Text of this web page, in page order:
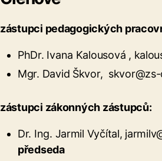
zástupci pedagogických
PhDr. Ivana Kalousová ,
Mgr. David Škvor,
zástupci zákonných zástupců:
Dr. Ing. Jarmil Vyčítal,
předseda